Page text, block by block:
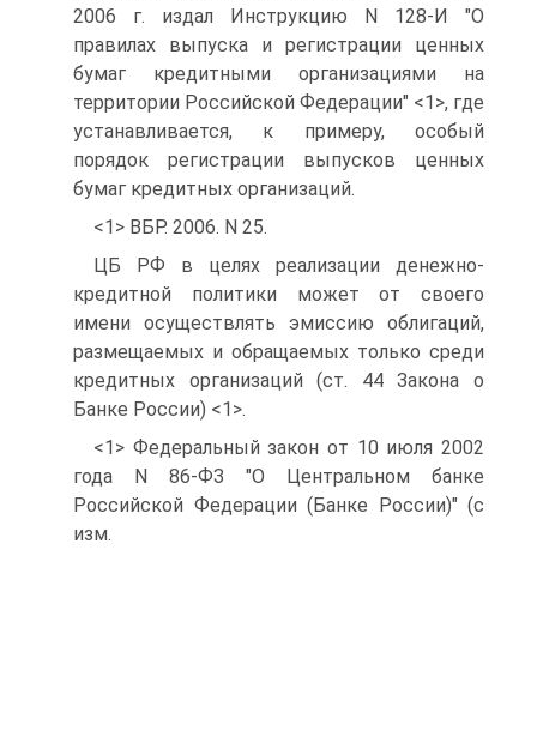
2006 г. издал Инструкцию N 128-И "О
правилах выпуска и регистрации ценных
бумаг кредитными организациями на
территории Российской Федерации" <1>, где
устанавливается, к примеру, особый
порядок регистрации выпусков ценных
бумаг кредитных организаций.
<1> ВБР. 2006. N 25.
ЦБ РФ в целях реализации денежно-
кредитной политики может от своего
имени осуществлять эмиссию облигаций,
размещаемых и обращаемых только среди
кредитных организаций (ст. 44 Закона о
Банке России) <1>.
<1> Федеральный закон от 10 июля 2002
года N 86-ФЗ "О Центральном банке
Российской Федерации (Банке России)" (с
изм.